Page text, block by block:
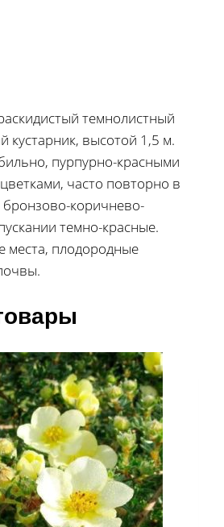
темнолистный
кустарник, высотой 1,5 м.
пурпурно-красными
часто повторно в
бронзово-коричнево-
темно-красные.
места, плодородные